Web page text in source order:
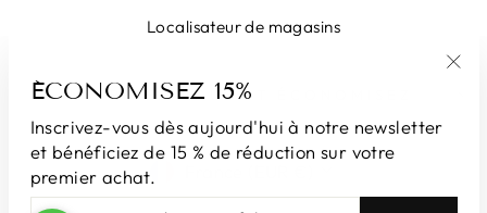
ÉCONOMISEZ 15%
Inscrivez-vous dès aujourd'hui à notre newsletter
et bénéficiez de 15 % de réduction sur votre
premier achat.
INSCRIVEZ-
S'INSCRIRE
Localisateur de magasins
INSCRIVEZ-VOUS ET ÉCONOMISEZ
DEVISE